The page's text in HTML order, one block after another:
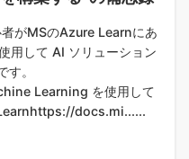
がMSのAzure Learnにあ
用して AI ソリューション
。
Learning を使用して
docs.mi......